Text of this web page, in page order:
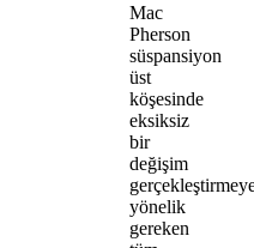
Mac
Pherson
süspansiyon
üst
köşesinde
eksiksiz
bir
değişim
yönelik
gereken